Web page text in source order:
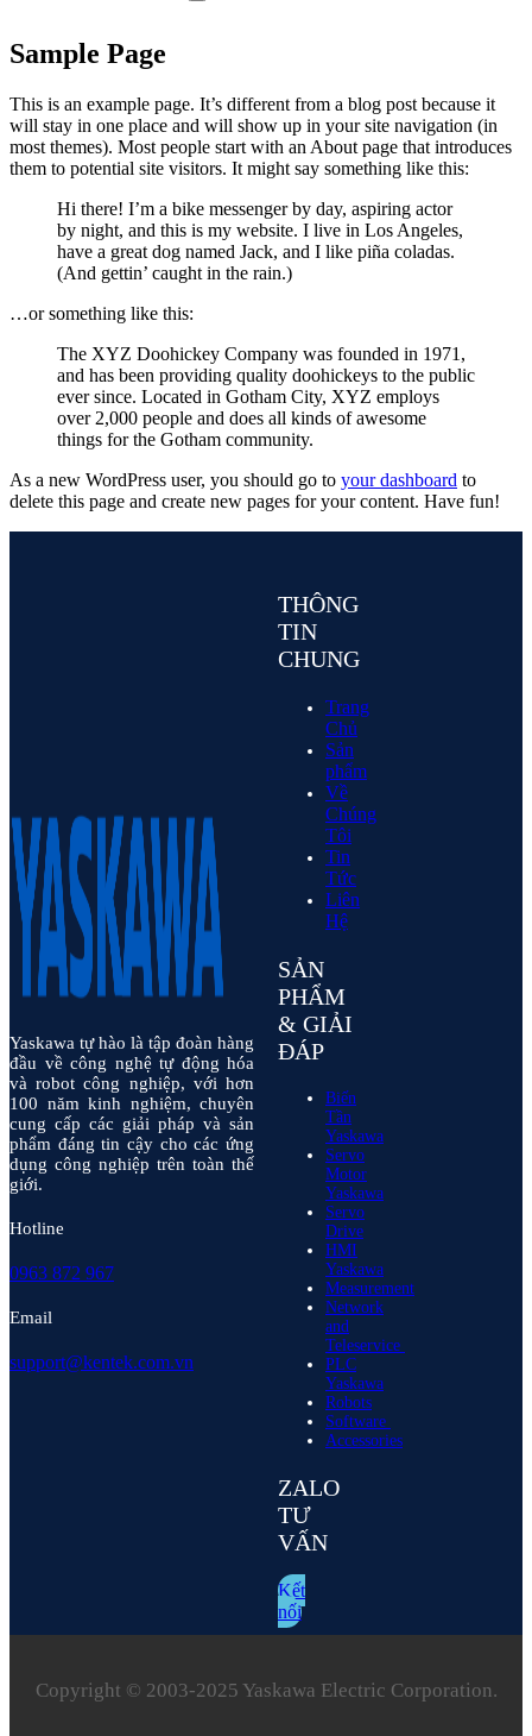
Sample Page
This is an example page. It’s different from a blog post because it
will stay in one place and will show up in your site navigation (in
most themes). Most people start with an About page that introduces
them to potential site visitors. It might say something like this:
Hi there! I’m a bike messenger by day, aspiring actor
by night, and this is my website. I live in Los Angeles,
have a great dog named Jack, and I like piña coladas.
(And gettin’ caught in the rain.)
…or something like this:
The XYZ Doohickey Company was founded in 1971,
and has been providing quality doohickeys to the public
ever since. Located in Gotham City, XYZ employs
over 2,000 people and does all kinds of awesome
things for the Gotham community.
As a new WordPress user, you should go to your dashboard to
delete this page and create new pages for your content. Have fun!
Yaskawa tự hào là tập đoàn hàng
đầu về công nghệ tự động hóa
và robot công nghiệp, với hơn
100 năm kinh nghiệm, chuyên
cung cấp các giải pháp và sản
phẩm đáng tin cậy cho các ứng
dụng công nghiệp trên toàn thế
giới.
Hotline
0963 872 967
Email
support@kentek.com.vn
THÔNG
TIN
CHUNG
Trang
Chủ
Sản
phẩm
Về
Chúng
Tôi
Tin
Tức
Liên
Hệ
SẢN
PHẨM
& GIẢI
ĐÁP
Biến
Tần
Yaskawa
Servo
Motor
Yaskawa
Servo
Drive
HMI
Yaskawa
Measurement
Network
and
Teleservice
PLC
Yaskawa
Robots
Software
Accessories
ZALO
TƯ
VẤN
Kết
nối
Copyright © 2003‑2025 Yaskawa Electric Corporation.